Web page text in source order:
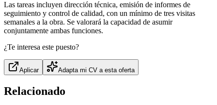
Las tareas incluyen dirección técnica, emisión de informes de
seguimiento y control de calidad, con un mínimo de tres visitas
semanales a la obra. Se valorará la capacidad de asumir
conjuntamente ambas funciones.
¿Te interesa este puesto?
Aplicar Adapta mi CV a esta oferta
Relacionado